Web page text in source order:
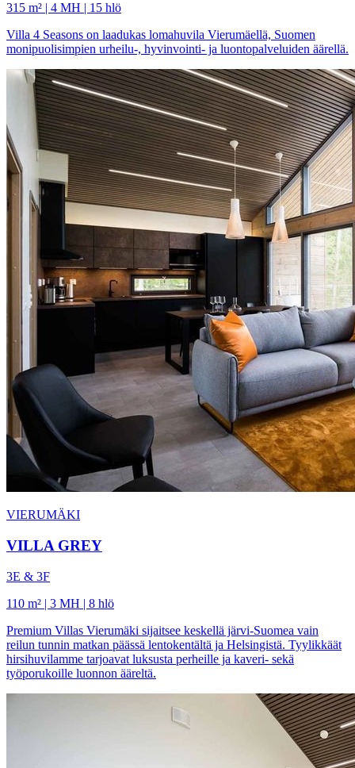
315 m² | 4 MH | 15 hlö
Villa 4 Seasons on laadukas lomahuvila Vierumäellä, Suomen
monipuolisimpien urheilu-, hyvinvointi- ja luontopalveluiden äärellä.
VIERUMÄKI
VILLA GREY
3E & 3F
110 m² | 3 MH | 8 hlö
Premium Villas Vierumäki sijaitsee keskellä järvi-Suomea vain
reilun tunnin matkan päässä lentokentältä ja Helsingistä. Tyylikkäät
hirsihuvilamme tarjoavat luksusta perheille ja kaveri- sekä
työporukoille luonnon ääreltä.